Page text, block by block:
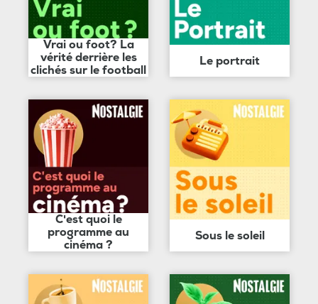
Vrai ou foot? La
vérité derrière les
clichés sur le football
Le portrait
C'est quoi le
programme au
cinéma ?
Sous le soleil